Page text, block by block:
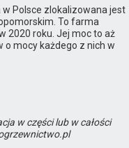
Polsce zlokalizowana jest
To farma
2020 roku. Jej moc to aż
o mocy każdego z nich w
w części lub w całości